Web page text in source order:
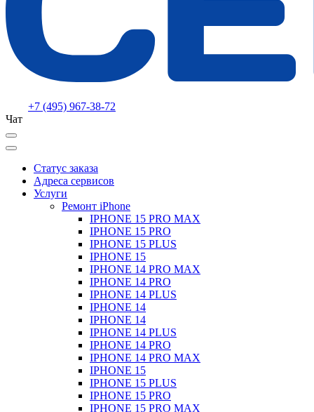
+7 (495) 967-38-72
Чат
Статус заказа
Адреса сервисов
Услуги
Ремонт iPhone
IPHONE 15 PRO MAX
IPHONE 15 PRO
IPHONE 15 PLUS
IPHONE 15
IPHONE 14 PRO MAX
IPHONE 14 PRO
IPHONE 14 PLUS
IPHONE 14
IPHONE 14
IPHONE 14 PLUS
IPHONE 14 PRO
IPHONE 14 PRO MAX
IPHONE 15
IPHONE 15 PLUS
IPHONE 15 PRO
IPHONE 15 PRO MAX